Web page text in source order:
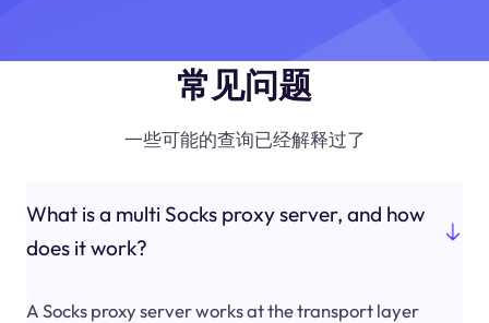
常见问题
一些可能的查询已经解释过了
What is a multi Socks proxy server, and how
does it work?
A Socks proxy server works at the transport layer